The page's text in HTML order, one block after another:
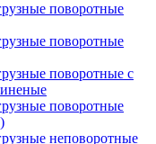
поворотные
поворотные
поворотные с
поворотные
неповоротные